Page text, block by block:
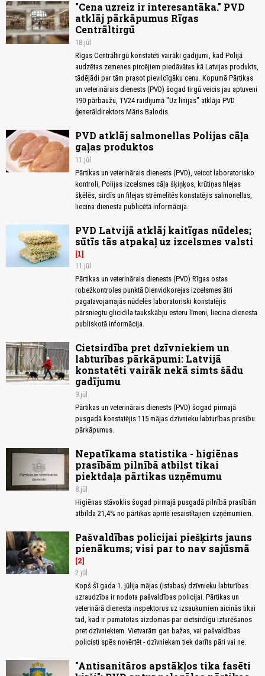
"Cena uzreiz ir interesantāka." PVD
atklāj pārkāpumus Rīgas
Centrāltirgū
18.jūl
Rīgas Centrāltirgū konstatēti vairāki gadījumi, kad Polijā
audzētas zemenes pircējiem piedāvātas kā Latvijas produkts,
tādējādi par tām prasot pievilcīgāku cenu. Kopumā Pārtikas
un veterinārais dienests (PVD) šogad tirgū veicis jau aptuveni
190 pārbaužu, TV24 raidījumā "Uz līnijas" atklāja PVD
ģenerāldirektors Māris Balodis.
PVD atklāj salmonellas Polijas cāļa
gaļas produktos
11.jūl
Pārtikas un veterinārais dienests (PVD), veicot laboratorisko
kontroli, Polijas izcelsmes cāļa šķiņķos, krūtiņas filejas
šķēlēs, sirdīs un filejas strēmelītēs konstatējis salmonellas,
liecina dienesta publicētā informācija.
PVD Latvijā atklāj kaitīgas nūdeles;
sūtīs tās atpakaļ uz izcelsmes valsti
1
11.jūl
Pārtikas un veterinārais dienests (PVD) Rīgas ostas
robežkontroles punktā Dienvidkorejas izcelsmes ātri
pagatavojamajās nūdelēs laboratoriski konstatējis
pārsniegtu glicidila taukskābju esteru līmeni, liecina dienesta
publiskotā informācija.
Cietsirdība pret dzīvniekiem un
labturības pārkāpumi: Latvijā
konstatēti vairāk nekā simts šādu
gadījumu
9.jūl
Pārtikas un veterinārais dienests (PVD) šogad pirmajā
pusgadā konstatējis 115 mājas dzīvnieku labturības prasību
pārkāpumus.
Nepatīkama statistika - higiēnas
prasībām pilnībā atbilst tikai
piektdaļa pārtikas uzņēmumu
8.jūl
Higiēnas stāvoklis šogad pirmajā pusgadā pilnībā prasībām
atbilda 21,4% no pārtikas apritē iesaistītajiem uzņēmumiem.
Pašvaldības policijai piešķirts jauns
pienākums; visi par to nav sajūsmā
2
2.jūl
Kopš šī gada 1. jūlija mājas (istabas) dzīvnieku labturības
uzraudzība ir nodota pašvaldības policijai. Pārtikas un
veterinārā dienesta inspektorus uz izsaukumiem aicinās tikai
tad, kad ir pamatotas aizdomas par cietsirdīgu izturēšanos
pret dzīvniekiem. Vietvarām gan bažas, vai pašvaldības
policisti spēs novērtēt - dzīvniekam tiek darīts pāri vai ne.
"Antisanitāros apstākļos tika fasēti